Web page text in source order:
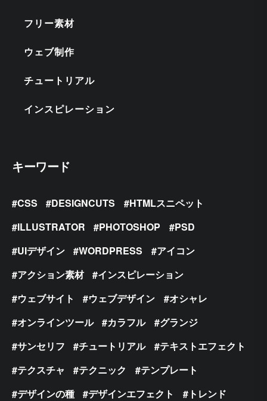
フリー素材
ウェブ制作
チュートリアル
インスピレーション
キーワード
CSS DESIGNCUTS
HTMLスニペット
ILLUSTRATOR
PHOTOSHOP
PSD
UIデザイン
WORDPRESS
アイコン
アクション素材
インスピレーション
ウェブサイト
ウェブデザイン
オシャレ
オンラインツール
カラフル
グランジ
サンセリフ
チュートリアル
テキストエフェクト
テクスチャ
テクニック
テンプレート
デザインの種
デザインエフェクト
トレンド